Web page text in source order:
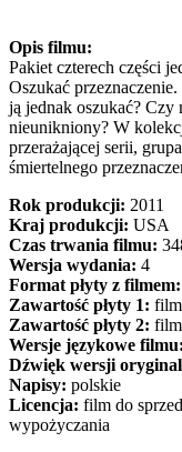
Opis filmu:
Pakiet czterech części
Oszukać
ją jednak oszukać?
nieunikniony? W
przerażającej serii,
śmiertelnego
Rok produkcji: 2011
Kraj produkcji: USA
Czas trwania filmu:
Wersja wydania: 4
Format płyty z filmem:
Zawartość płyty 1:
Zawartość płyty 2:
Wersje językowe filmu:
Dźwięk wersji
Napisy: polskie
Licencja: film do
wypożyczania